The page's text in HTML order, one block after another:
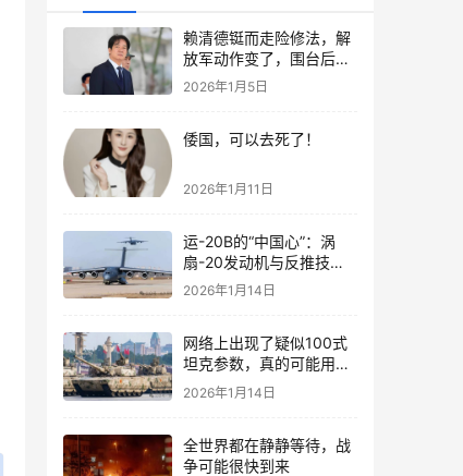
赖清德铤而走险修法，解
放军动作变了，围台后的
“真正杀招”曝光
2026年1月5日
倭国，可以去死了！
2026年1月11日
运-20B的“中国心”：涡
扇-20发动机与反推技术
大突破！
2026年1月14日
网络上出现了疑似100式
坦克参数，真的可能用了
钛合金装甲！
2026年1月14日
全世界都在静静等待，战
争可能很快到来